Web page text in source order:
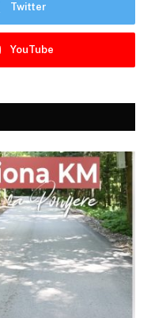
Twitter
YouTube